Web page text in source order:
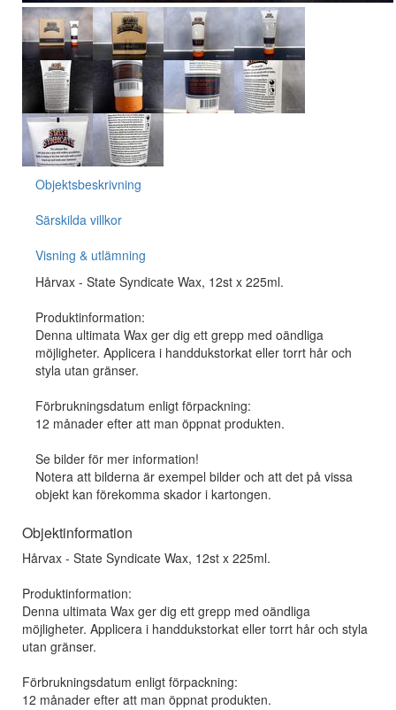
Objektsbeskrivning
Särskilda villkor
Visning & utlämning
Hårvax - State Syndicate Wax, 12st x 225ml.
Produktinformation:
Denna ultimata Wax ger dig ett grepp med oändliga
möjligheter. Applicera i handdukstorkat eller torrt hår och
styla utan gränser.
Förbrukningsdatum enligt förpackning:
12 månader efter att man öppnat produkten.
Se bilder för mer information!
Notera att bilderna är exempel bilder och att det på vissa
objekt kan förekomma skador i kartongen.
Objektinformation
Hårvax - State Syndicate Wax, 12st x 225ml.
Produktinformation:
Denna ultimata Wax ger dig ett grepp med oändliga
möjligheter. Applicera i handdukstorkat eller torrt hår och styla
utan gränser.
Förbrukningsdatum enligt förpackning:
12 månader efter att man öppnat produkten.